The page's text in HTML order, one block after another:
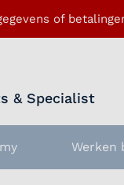
of
& Specialist
Werken